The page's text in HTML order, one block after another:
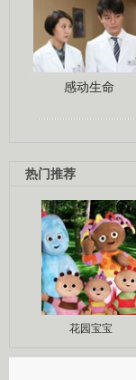
感动生命
热门推荐
花园宝宝